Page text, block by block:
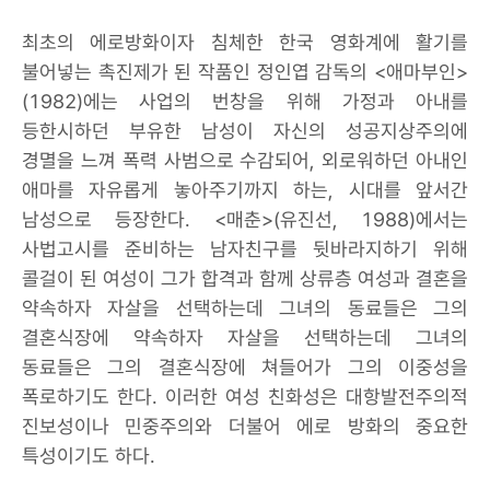
최초의 에로방화이자 침체한 한국 영화계에 활기를
불어넣는 촉진제가 된 작품인 정인엽 감독의 <애마부인>
(1982)에는 사업의 번창을 위해 가정과 아내를
등한시하던 부유한 남성이 자신의 성공지상주의에
경멸을 느껴 폭력 사범으로 수감되어, 외로워하던 아내인
애마를 자유롭게 놓아주기까지 하는, 시대를 앞서간
남성으로 등장한다. <매춘>(유진선, 1988)에서는
사법고시를 준비하는 남자친구를 뒷바라지하기 위해
콜걸이 된 여성이 그가 합격과 함께 상류층 여성과 결혼을
약속하자 자살을 선택하는데 그녀의 동료들은 그의
결혼식장에 약속하자 자살을 선택하는데 그녀의
동료들은 그의 결혼식장에 쳐들어가 그의 이중성을
폭로하기도 한다. 이러한 여성 친화성은 대항발전주의적
진보성이나 민중주의와 더불어 에로 방화의 중요한
특성이기도 하다.